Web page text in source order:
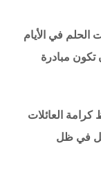
في الأيام
تكون مبادرة
العائلات
في ظل